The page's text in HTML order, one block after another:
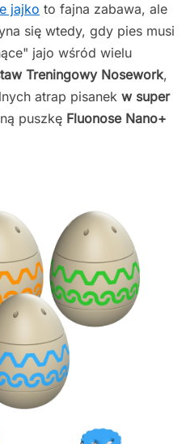
jajko to fajna zabawa, ale
się wtedy, gdy pies musi
jajo wśród wielu
Treningowy Nosework,
atrap pisanek w super
puszkę Fluonose Nano+